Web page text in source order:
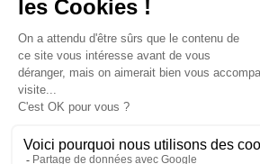
Mentions légales
Conditions générales de